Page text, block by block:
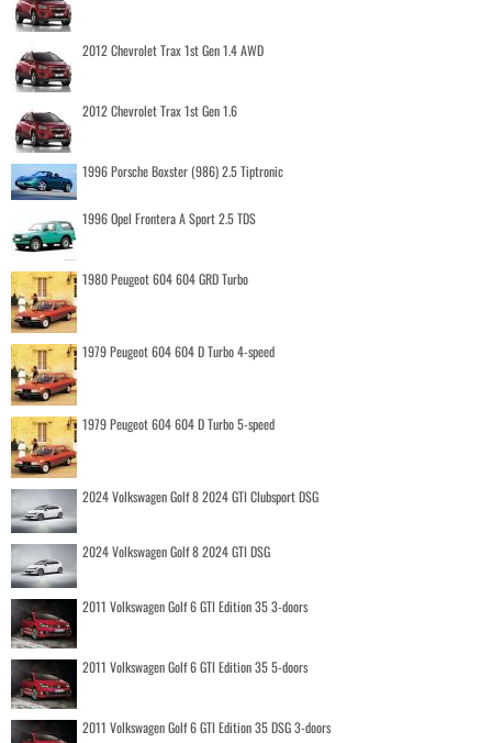
2012 Chevrolet Trax 1st Gen 1.4 AWD
2012 Chevrolet Trax 1st Gen 1.6
1996 Porsche Boxster (986) 2.5 Tiptronic
1996 Opel Frontera A Sport 2.5 TDS
1980 Peugeot 604 604 GRD Turbo
1979 Peugeot 604 604 D Turbo 4-speed
1979 Peugeot 604 604 D Turbo 5-speed
2024 Volkswagen Golf 8 2024 GTI Clubsport DSG
2024 Volkswagen Golf 8 2024 GTI DSG
2011 Volkswagen Golf 6 GTI Edition 35 3-doors
2011 Volkswagen Golf 6 GTI Edition 35 5-doors
2011 Volkswagen Golf 6 GTI Edition 35 DSG 3-doors